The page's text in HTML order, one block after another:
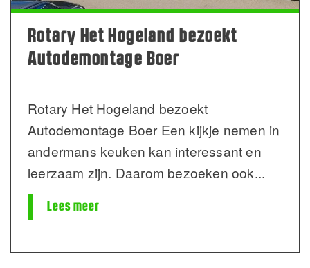
Rotary Het Hogeland bezoekt
Autodemontage Boer
Rotary Het Hogeland bezoekt
Autodemontage Boer Een kijkje nemen in
andermans keuken kan interessant en
leerzaam zijn. Daarom bezoeken ook...
Lees meer